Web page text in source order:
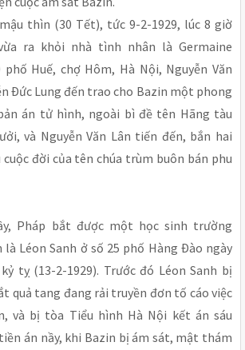
thìn (30 Tết), tức 9-2-1929, lúc 8 giờ
ra khỏi nhà tình nhân là Germaine
phố Huế, chợ Hôm, Hà Nội, Nguyễn Văn
Ðức Lung đến trao cho Bazin một phong
án tử hình, ngoài bì đề tên Hãng tàu
và Nguyễn Văn Lân tiến đến, bắn hai
đời của tên chúa trùm buôn bán phu
Pháp bắt được một học sinh trường
Léon Sanh ở số 25 phố Hàng Ðào ngày
tỵ (13-2-1929). Trước đó Léon Sanh bị
quả tang đang rải truyền đơn tố cáo việc
và bị tòa Tiểu hình Hà Nội kết án sáu
án nầy, khi Bazin bị ám sát, mật thám